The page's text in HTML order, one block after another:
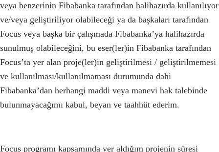
veya benzerinin Fibabanka tarafından halihazırda kullanılıyor
ve/veya geliştiriliyor olabileceği ya da başkaları tarafından
Focus veya başka bir çalışmada Fibabanka’ya halihazırda
sunulmuş olabileceğini, bu eser(ler)in Fibabanka tarafından
Focus’ta yer alan proje(ler)in geliştirilmesi / geliştirilmemesi
ve kullanılması/kullanılmaması durumunda dahi
Fibabanka’dan herhangi maddi veya manevi hak talebinde
bulunmayacağımı kabul, beyan ve taahhüt ederim.
Focus programı kapsamında yer aldığım projenin süresi